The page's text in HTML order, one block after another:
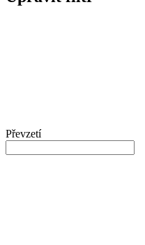
Převzetí